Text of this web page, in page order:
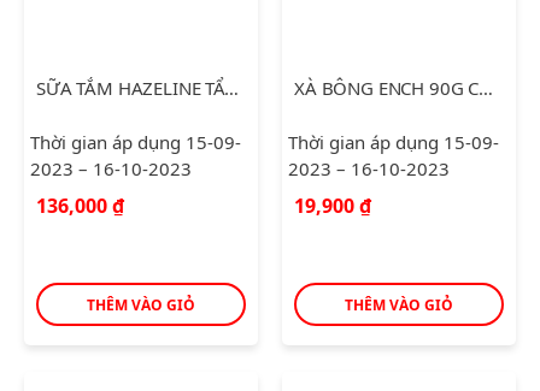
SỮA TẮM HAZELINE TẨY TẾ BÀO CHẾT CAM CHERRY 6X1.2KG
Thời gian áp dụng 15-09-
2023 – 16-10-2023
136,000₫
THÊM VÀO GIỎ
XÀ BÔNG ENCH 90G CHARMING
Thời gian áp dụng 15-09-
2023 – 16-10-2023
19,900₫
THÊM VÀO GIỎ